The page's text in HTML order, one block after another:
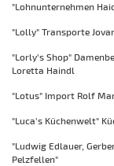
"Lohnunternehmen
"Lolly" Transporte
"Lorly's Shop"
Loretta Haindl
"Lotus" Import Rolf
"Luca's Küchenwelt"
"Ludwig Edlauer,
Pelzfellen"